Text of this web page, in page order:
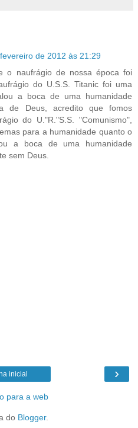
de 2012 às 21:29
o naufrágio de nossa época foi
do U.S.S. Titanic foi uma
a boca de uma humanidade
de Deus, acredito que fomos
do U."R."S.S. "Comunismo",
para a humanidade quanto o
a boca de uma humanidade
sem Deus.
›
inicial
para a web
do Blogger.